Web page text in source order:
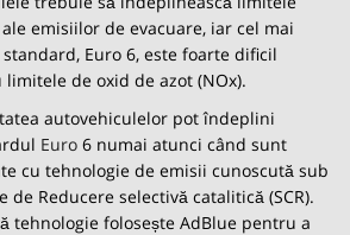
emisiilor de evacuare, iar cel mai
Euro 6, este foarte dificil
de oxid de azot (NOx).
autovehiculelor pot îndeplini
Euro 6 numai atunci când sunt
cu tehnologie de emisii cunoscută sub
de Reducere selectivă catalitică (SCR).
tehnologie folosește AdBlue pentru a